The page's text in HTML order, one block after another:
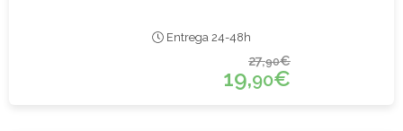
Entrega 24-48h
27,90€
19,90€